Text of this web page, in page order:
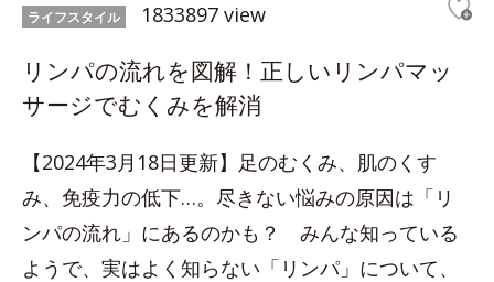
ライフスタイル 1833897 view
リンパの流れを図解！正しいリンパマッ
サージでむくみを解消
【2024年3月18日更新】足のむくみ、肌のくす
み、免疫力の低下…。尽きない悩みの原因は「リ
ンパの流れ」にあるのかも？ みんな知っている
ようで、実はよく知らない「リンパ」について、